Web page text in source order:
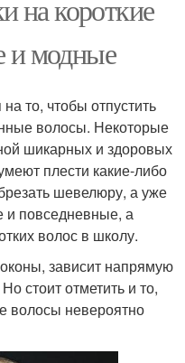
на короткие
и модные
то, чтобы отпустить
волосы. Некоторые
шикарных и здоровых
плести какие-либо
шевелюру, а уже
и повседневные, а
волос в школу.
зависит напрямую
стоит отметить и то,
волосы невероятно